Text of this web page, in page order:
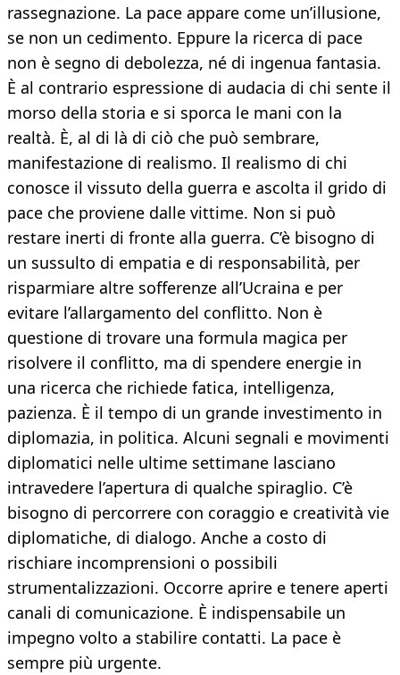
rassegnazione. La pace appare come un’illusione,
se non un cedimento. Eppure la ricerca di pace
non è segno di debolezza, né di ingenua fantasia.
È al contrario espressione di audacia di chi sente il
morso della storia e si sporca le mani con la
realtà. È, al di là di ciò che può sembrare,
manifestazione di realismo. Il realismo di chi
conosce il vissuto della guerra e ascolta il grido di
pace che proviene dalle vittime. Non si può
restare inerti di fronte alla guerra. C’è bisogno di
un sussulto di empatia e di responsabilità, per
risparmiare altre sofferenze all’Ucraina e per
evitare l’allargamento del conflitto. Non è
questione di trovare una formula magica per
risolvere il conflitto, ma di spendere energie in
una ricerca che richiede fatica, intelligenza,
pazienza. È il tempo di un grande investimento in
diplomazia, in politica. Alcuni segnali e movimenti
diplomatici nelle ultime settimane lasciano
intravedere l’apertura di qualche spiraglio. C’è
bisogno di percorrere con coraggio e creatività vie
diplomatiche, di dialogo. Anche a costo di
rischiare incomprensioni o possibili
strumentalizzazioni. Occorre aprire e tenere aperti
canali di comunicazione. È indispensabile un
impegno volto a stabilire contatti. La pace è
sempre più urgente.